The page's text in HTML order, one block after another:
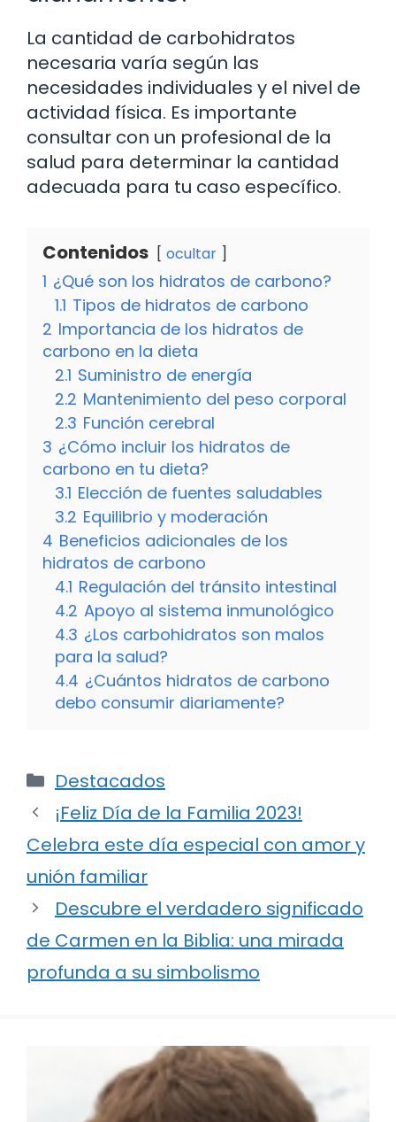
La cantidad de carbohidratos
necesaria varía según las
necesidades individuales y el nivel de
actividad física. Es importante
consultar con un profesional de la
salud para determinar la cantidad
adecuada para tu caso específico.
Contenidos ocultar
1 ¿Qué son los hidratos de carbono?
1.1 Tipos de hidratos de carbono
2 Importancia de los hidratos de
carbono en la dieta
2.1 Suministro de energía
2.2 Mantenimiento del peso corporal
2.3 Función cerebral
3 ¿Cómo incluir los hidratos de
carbono en tu dieta?
3.1 Elección de fuentes saludables
3.2 Equilibrio y moderación
4 Beneficios adicionales de los
hidratos de carbono
4.1 Regulación del tránsito intestinal
4.2 Apoyo al sistema inmunológico
4.3 ¿Los carbohidratos son malos
para la salud?
4.4 ¿Cuántos hidratos de carbono
debo consumir diariamente?
Categorías
Destacados
¡Feliz Día de la Familia 2023!
Celebra este día especial con amor y
unión familiar
Descubre el verdadero significado
de Carmen en la Biblia: una mirada
profunda a su simbolismo